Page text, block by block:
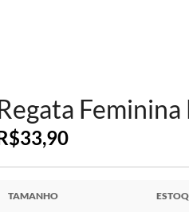
33,90
TAMANHO